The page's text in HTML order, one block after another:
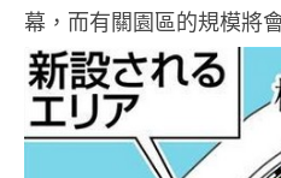
幕，而有關園區的規模將